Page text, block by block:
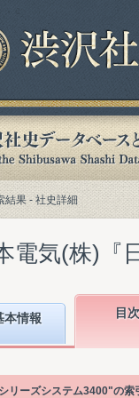
結果 - 社史詳細
電気(株)『
本情報 目次
リーズシステム3400"の索